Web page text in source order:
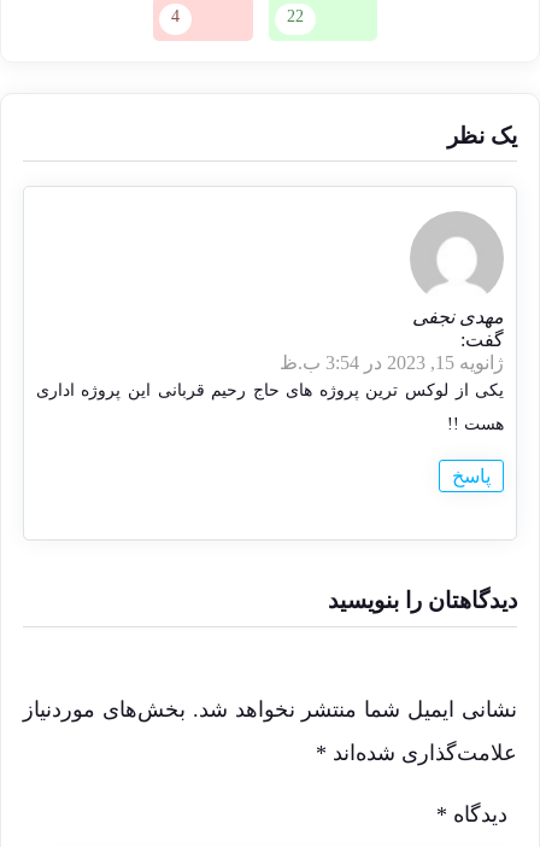
22
4
یک نظر
مهدی نجفی
گفت:
ژانویه 15, 2023 در 3:54 ب.ظ
یکی از لوکس ترین پروژه های حاج رحیم قربانی این پروژه اداری
هست !!
پاسخ
دیدگاهتان را بنویسید
نشانی ایمیل شما منتشر نخواهد شد. بخش‌های موردنیاز
علامت‌گذاری شده‌اند *
دیدگاه *